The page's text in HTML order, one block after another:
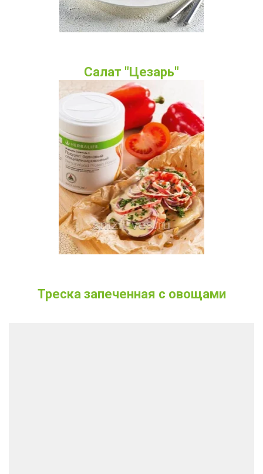
Салат "Цезарь"
Треска запеченная с овощами